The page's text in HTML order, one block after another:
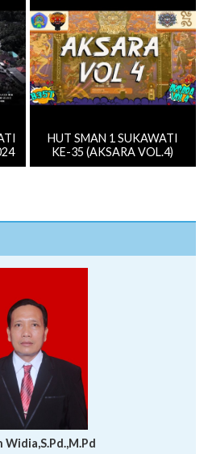
HUT SMAN 1 SUKAWATI
KE-35 (AKSARA VOL.4)
Widia,S.Pd.,M.Pd